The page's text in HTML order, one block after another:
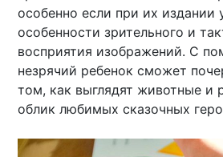
особенно если при их издании
особенности зрительного и
восприятия изображений. С
незрячий ребенок сможет
том, как выглядят животные и
облик любимых сказочных